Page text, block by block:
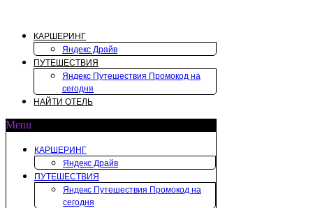
содержимому
КАРШЕРИНГ
Яндекс Драйв
ПУТЕШЕСТВИЯ
Яндекс Путешествия Промокод на
сегодня
НАЙТИ ОТЕЛЬ
Menu
КАРШЕРИНГ
Яндекс Драйв
ПУТЕШЕСТВИЯ
Яндекс Путешествия Промокод на
сегодня